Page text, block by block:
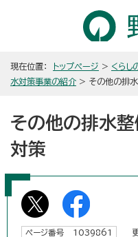
現在位置： トップページ > くらし
水対策事業の紹介 > その他の排
その他の排水
対策
ページ番号 1039861